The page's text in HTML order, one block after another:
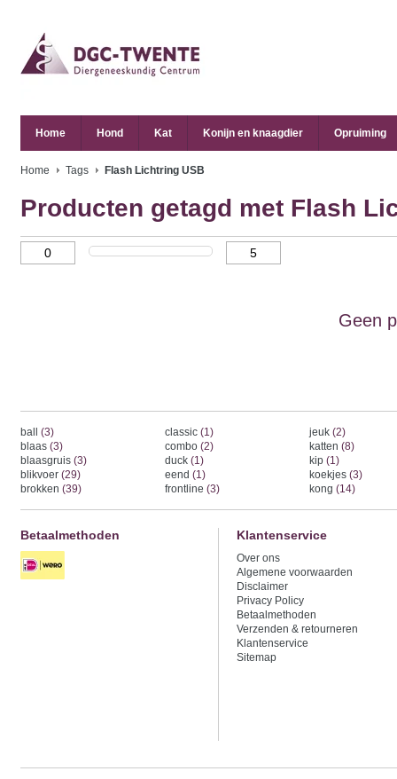
Home Hond Kat Konijn en knaagdier Opruiming
Home Tags Flash Lichtring USB
Producten getagd met Flash
Geen
ball (3)
blaas (3)
blaasgruis (3)
blikvoer (29)
brokken (39)
classic (1)
combo (2)
duck (1)
eend (1)
frontline (3)
jeuk (2)
katten (8)
kip (1)
koekjes (3)
kong (14)
Betaalmethoden Klantenservice
Over ons
Algemene voorwaarden
Disclaimer
Privacy Policy
Betaalmethoden
Verzenden & retourneren
Klantenservice
Sitemap